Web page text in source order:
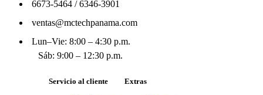
6673-5464/6346-3901
ventas@mctechpanama.com
Lun–Vie: 8:00 – 4:30 p.m.
Sáb: 9:00 – 12:30 p.m.
Servicio al cliente Extras